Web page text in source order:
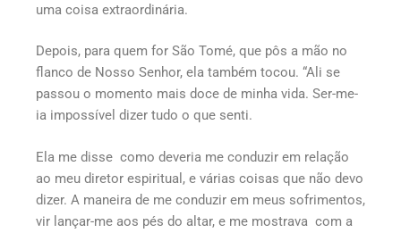
uma coisa extraordinária.
Depois, para quem for São Tomé, que pôs a mão no
flanco de Nosso Senhor, ela também tocou. “Ali se
passou o momento mais doce de minha vida. Ser-me-
ia impossível dizer tudo o que senti.
Ela me disse como deveria me conduzir em relação
ao meu diretor espiritual, e várias coisas que não devo
dizer. A maneira de me conduzir em meus sofrimentos,
vir lançar-me aos pés do altar, e me mostrava com a